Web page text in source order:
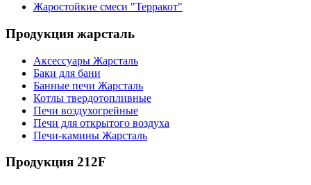
Жаростойкие смеси "Терракот"
Продукция жарсталь
Аксессуары Жарсталь
Баки для бани
Банные печи Жарсталь
Котлы твердотопливные
Печи воздухогрейные
Печи для открытого воздуха
Печи-камины Жарсталь
Продукция 212F